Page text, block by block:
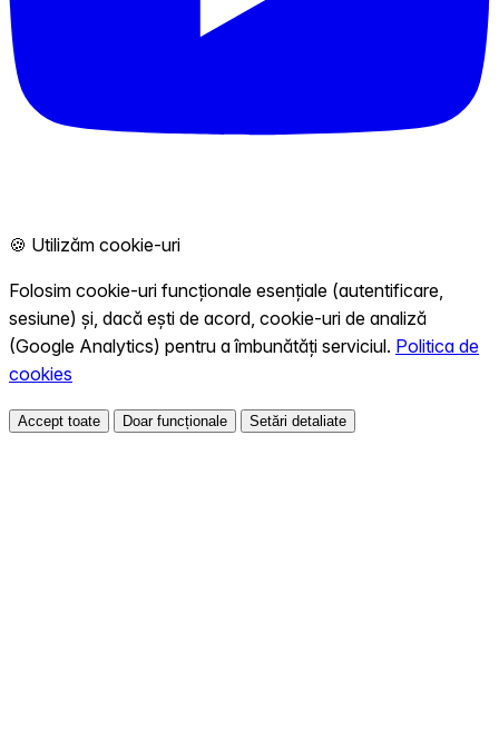
🍪 Utilizăm cookie-uri
Folosim cookie-uri funcționale esențiale (autentificare,
sesiune) și, dacă ești de acord, cookie-uri de analiză
(Google Analytics) pentru a îmbunătăți serviciul. Politica de
cookies
Accept toate Doar funcționale Setări detaliate